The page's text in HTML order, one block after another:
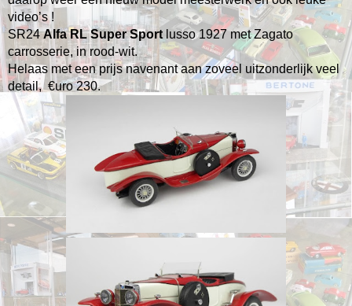
video’s !
SR24Alfa RL Super Sport lusso 1927 met Zagato
carrosserie, in rood-wit.
Helaas met een prijs navenant aan zoveel uitzonderlijk veel
detail, €uro 230.